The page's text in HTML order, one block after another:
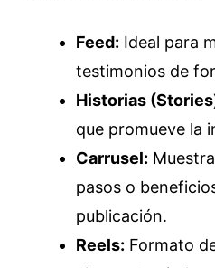
Feed: Ideal para
testimonios de
Historias
que promueve la
Carrusel:
pasos o
publicación.
Reels: Formato